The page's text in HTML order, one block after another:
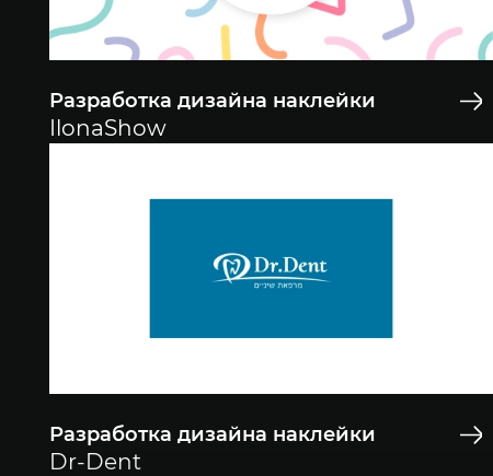
Разработка дизайна наклейки
IlonaShow
Разработка дизайна наклейки
Dr-Dent